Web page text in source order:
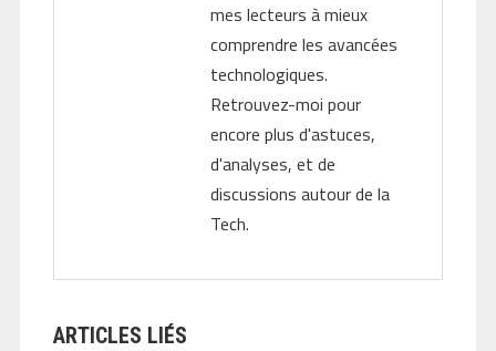
mes lecteurs à mieux
comprendre les avancées
technologiques.
Retrouvez-moi pour
encore plus d'astuces,
d'analyses, et de
discussions autour de la
Tech.
ARTICLES LIÉS